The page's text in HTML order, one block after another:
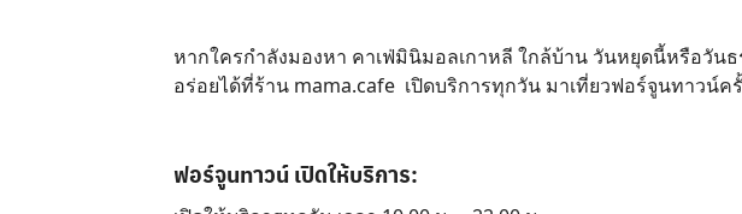
หากใครกำลังมองหา คาเฟ่มินิมอลเกาหลี ใกล้บ้าน วันหยุดนี้หรือวัน
อร่อยได้ที่ร้าน mama.cafe เปิดบริการทุกวัน มาเที่ยวฟอร์จูนทาวน์
ฟอร์จูนทาวน์ เปิดให้บริการ: